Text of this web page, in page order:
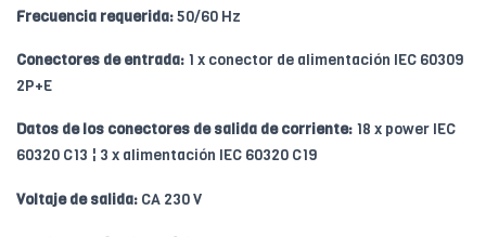
Frecuencia requerida:50/60 Hz
Conectores de entrada: 1 x conector de alimentación IEC 60309
2P+E
Datos de los conectores de salida de corriente: 18 x power IEC
60320 C13 ¦ 3 x alimentación IEC 60320 C19
Voltaje de salida: CA 230 V